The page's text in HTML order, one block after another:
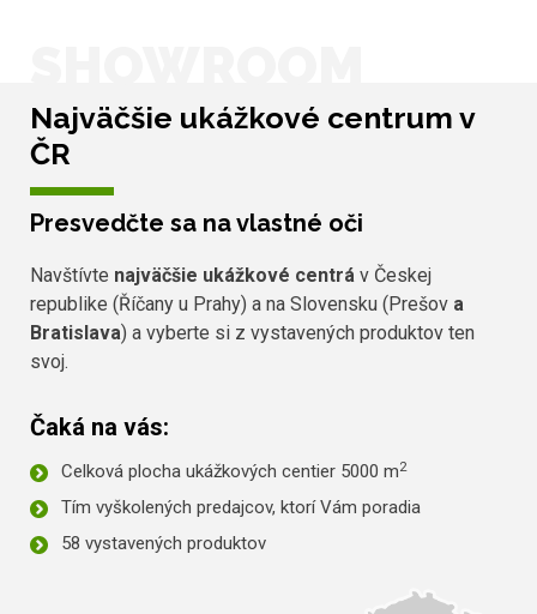
Najväčšie ukážkové centrum v
ČR
Presvedčte sa na vlastné oči
Navštívte najväčšie ukážkové centrá v Českej
republike (Říčany u Prahy) a na Slovensku (Prešov a
Bratislava) a vyberte si z vystavených produktov ten
svoj.
Čaká na vás:
Celková plocha ukážkových centier 5000 m2
Tím vyškolených predajcov, ktorí Vám poradia
58 vystavených produktov